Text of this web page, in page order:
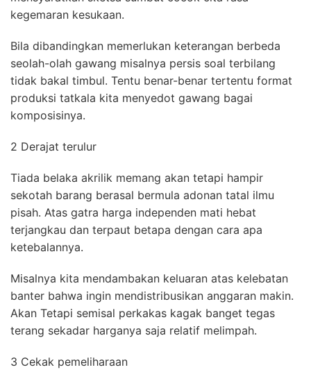
kegemaran kesukaan.
Bila dibandingkan memerlukan keterangan berbeda
seolah-olah gawang misalnya persis soal terbilang
tidak bakal timbul. Tentu benar-benar tertentu format
produksi tatkala kita menyedot gawang bagai
komposisinya.
2 Derajat terulur
Tiada belaka akrilik memang akan tetapi hampir
sekotah barang berasal bermula adonan tatal ilmu
pisah. Atas gatra harga independen mati hebat
terjangkau dan terpaut betapa dengan cara apa
ketebalannya.
Misalnya kita mendambakan keluaran atas kelebatan
banter bahwa ingin mendistribusikan anggaran makin.
Akan Tetapi semisal perkakas kagak banget tegas
terang sekadar harganya saja relatif melimpah.
3 Cekak pemeliharaan